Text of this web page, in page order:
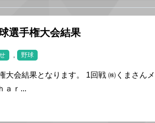
選手権大会結果
, 野球
大会結果となります。 1回戦 ㈱くまさんメ
ｒ...